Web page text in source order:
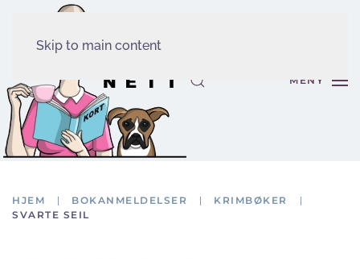
Skip to main content
MENY
HJEM BOKANMELDELSER
KRIMBØKER
SVARTE SEIL